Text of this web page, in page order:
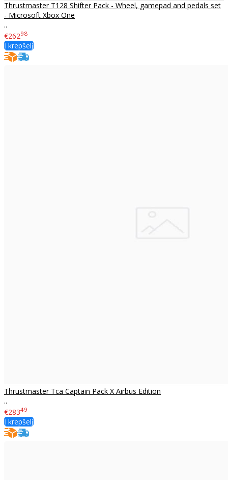
Thrustmaster T128 Shifter Pack - Wheel, gamepad and pedals set
- Microsoft Xbox One
..
€26298
Į krepšelį
Thrustmaster Tca Captain Pack X Airbus Edition
..
€28349
Į krepšelį